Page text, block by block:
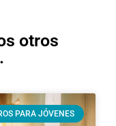
otros
PARA JÓVENES